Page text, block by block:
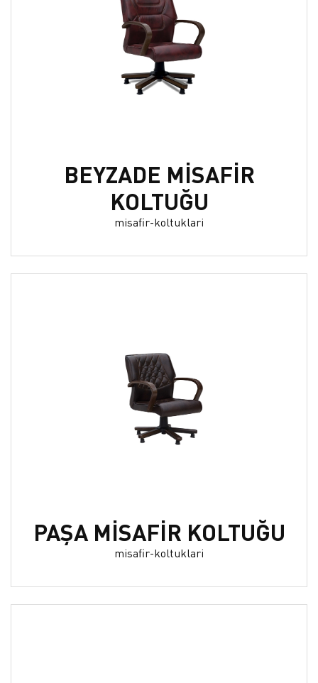
BEYZADE MİSAFİR
KOLTUĞU
misafir-koltuklari
PAŞA MİSAFİR KOLTUĞU
misafir-koltuklari